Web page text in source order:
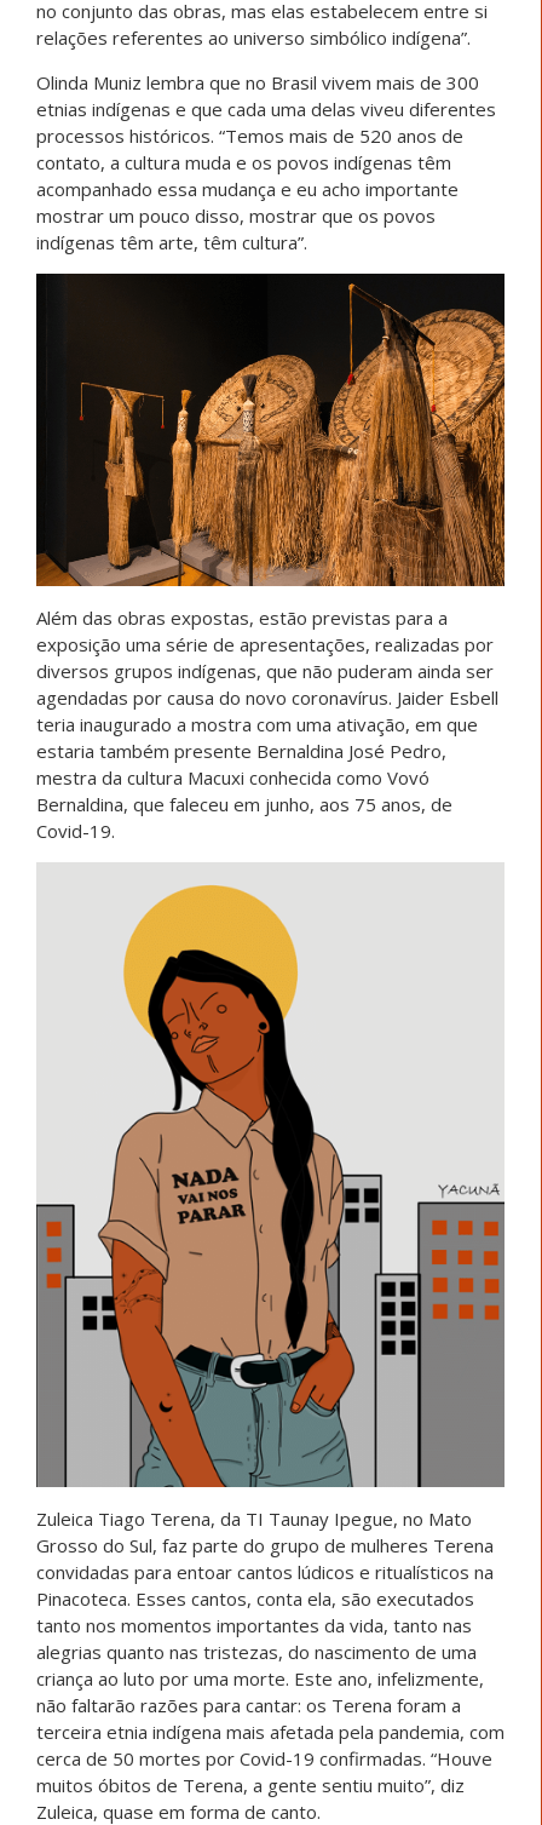
no conjunto das obras, mas elas estabelecem entre si
relações referentes ao universo simbólico indígena”.
Olinda Muniz lembra que no Brasil vivem mais de 300
etnias indígenas e que cada uma delas viveu diferentes
processos históricos. “Temos mais de 520 anos de
contato, a cultura muda e os povos indígenas têm
acompanhado essa mudança e eu acho importante
mostrar um pouco disso, mostrar que os povos
indígenas têm arte, têm cultura”.
Além das obras expostas, estão previstas para a
exposição uma série de apresentações, realizadas por
diversos grupos indígenas, que não puderam ainda ser
agendadas por causa do novo coronavírus. Jaider Esbell
teria inaugurado a mostra com uma ativação, em que
estaria também presente Bernaldina José Pedro,
mestra da cultura Macuxi conhecida como Vovó
Bernaldina, que faleceu em junho, aos 75 anos, de
Covid-19.
Zuleica Tiago Terena, da TI Taunay Ipegue, no Mato
Grosso do Sul, faz parte do grupo de mulheres Terena
convidadas para entoar cantos lúdicos e ritualísticos na
Pinacoteca. Esses cantos, conta ela, são executados
tanto nos momentos importantes da vida, tanto nas
alegrias quanto nas tristezas, do nascimento de uma
criança ao luto por uma morte. Este ano, infelizmente,
não faltarão razões para cantar: os Terena foram a
terceira etnia indígena mais afetada pela pandemia, com
cerca de 50 mortes por Covid-19 confirmadas. “Houve
muitos óbitos de Terena, a gente sentiu muito”, diz
Zuleica, quase em forma de canto.